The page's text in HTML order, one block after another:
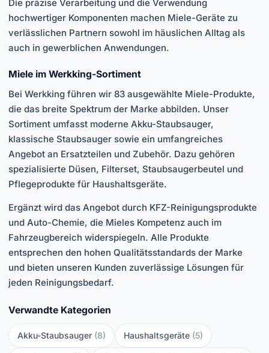
Die präzise Verarbeitung und die Verwendung
hochwertiger Komponenten machen Miele-Geräte zu
verlässlichen Partnern sowohl im häuslichen Alltag als
auch in gewerblichen Anwendungen.
Miele im Werkking-Sortiment
Bei Werkking führen wir 83 ausgewählte Miele-Produkte,
die das breite Spektrum der Marke abbilden. Unser
Sortiment umfasst moderne Akku-Staubsauger,
klassische Staubsauger sowie ein umfangreiches
Angebot an Ersatzteilen und Zubehör. Dazu gehören
spezialisierte Düsen, Filterset, Staubsaugerbeutel und
Pflegeprodukte für Haushaltsgeräte.
Ergänzt wird das Angebot durch KFZ-Reinigungsprodukte
und Auto-Chemie, die Mieles Kompetenz auch im
Fahrzeugbereich widerspiegeln. Alle Produkte
entsprechen den hohen Qualitätsstandards der Marke
und bieten unseren Kunden zuverlässige Lösungen für
jeden Reinigungsbedarf.
Verwandte Kategorien
Akku-Staubsauger (8) Haushaltsgeräte (5)